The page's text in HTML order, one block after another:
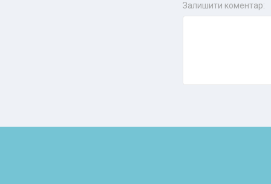
Залишити коментар: